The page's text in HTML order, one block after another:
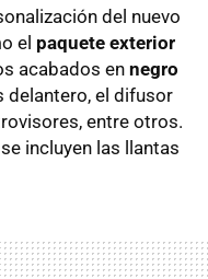
del nuevo
el paquete exterior
acabados en negro
delantero, el difusor
entre otros.
incluyen las llantas